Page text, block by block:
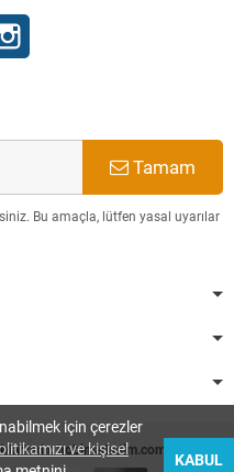
Tamam
Bu amaçla, lütfen yasal uyarılar
hobimarketim.com
için çerezler
ve kişisel
KABUL